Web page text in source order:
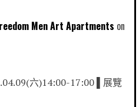
Men Art Apartments
六)14:00-17:00 ▌展覽